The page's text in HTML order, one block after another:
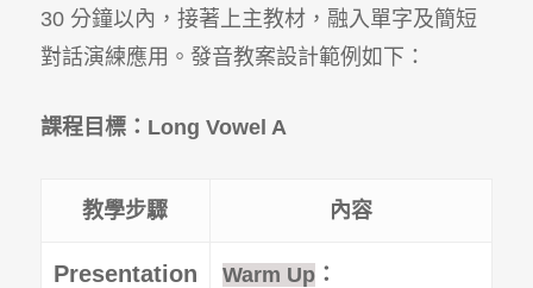
30 分鐘以內，接著上主教材，融入單字及簡短
對話演練應用。發音教案設計範例如下：
課程目標：Long Vowel A
教學步驟 內容
Presentation Warm Up：